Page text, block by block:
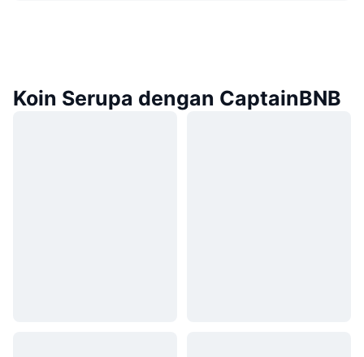
Koin Serupa dengan CaptainBNB